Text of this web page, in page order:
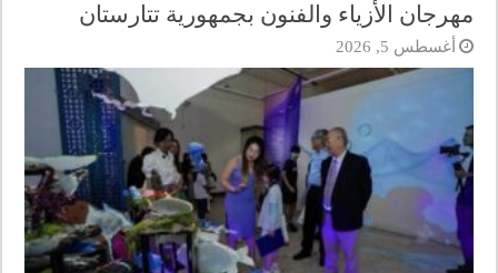
مهرجان الأزياء والفنون بجمهورية تتارستان
أغسطس 5, 2026